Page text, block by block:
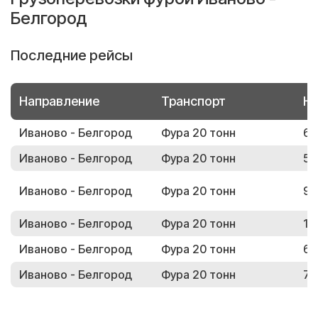
Белгород
Последние рейсы
Направление Транспорт
Иваново - Белгород Фура 20 тонн
Иваново - Белгород
Фура 20 тонн
Иваново - Белгород Фура 20 тонн
Иваново - Белгород Фура 20 тонн
Иваново - Белгород
Фура 20 тонн
Иваново - Белгород
Фура 20 тонн